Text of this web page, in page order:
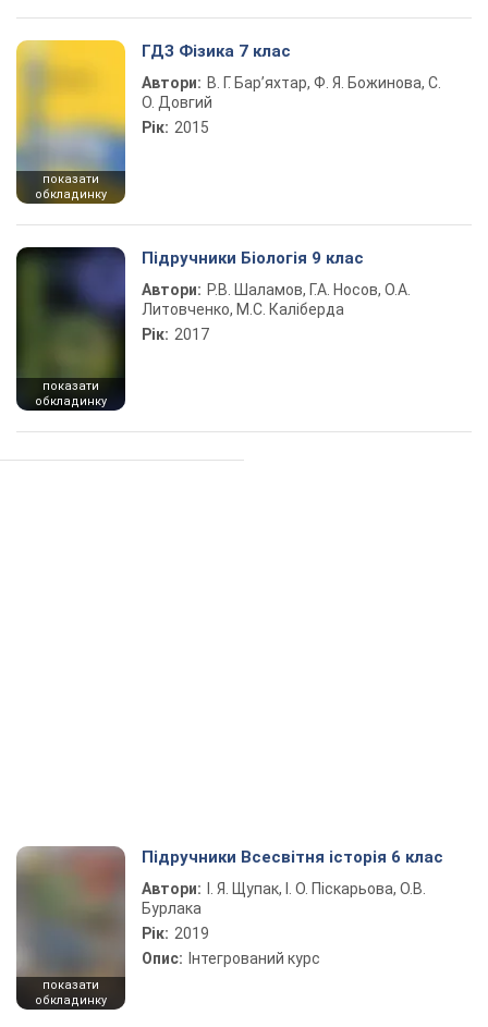
показати
обкладинку
ГДЗ Фізика 7 клас
Автори: В. Г. Бар’яхтар, Ф. Я. Божинова, С.
О. Довгий
Рік: 2015
показати
обкладинку
Підручники Біологія 9 клас
Автори: Р.В. Шаламов, Г.А. Носов, О.А.
Литовченко, М.С. Каліберда
Рік: 2017
показати
обкладинку
Підручники Всесвітня історія 6 клас
Автори:
І. Я. Щупак, І. О. Піскарьова, О.В.
Бурлака
Рік: 2019
Опис: Інтегрований курс